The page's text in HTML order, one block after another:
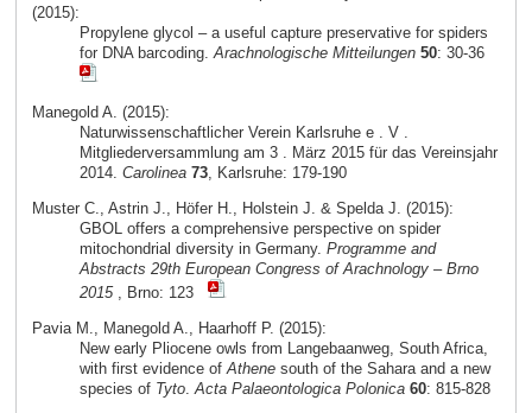
(2015):
Propylene glycol – a useful capture preservative for spiders
for DNA barcoding.Arachnologische Mitteilungen 50: 30-36
Manegold A. (2015):
Naturwissenschaftlicher Verein Karlsruhe e . V .
Mitgliederversammlung am 3 . März 2015 für das Vereinsjahr
2014. Carolinea 73, Karlsruhe: 179-190
Muster C., Astrin J., Höfer H., Holstein J. & Spelda J. (2015):
GBOL offers a comprehensive perspective on spider
mitochondrial diversity in Germany. Programme and
Abstracts 29th European Congress of Arachnology – Brno
2015, Brno: 123
Pavia M., Manegold A., Haarhoff P. (2015):
New early Pliocene owls from Langebaanweg, South Africa,
with first evidence of Athenesouth of the Sahara and a new
species of Tyto. Acta Palaeontologica Polonica 60: 815-828